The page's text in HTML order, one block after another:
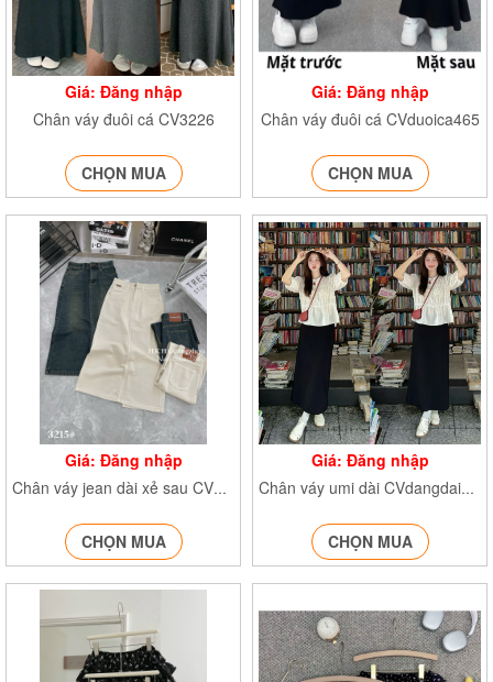
Giá: Đăng nhập
Chân váy đuôi cá CV3226
CHỌN MUA
Giá: Đăng nhập
Chân váy đuôi cá CVduoica465
CHỌN MUA
Giá: Đăng nhập
Chân váy jean dài xẻ sau CV7602 CV7603
CHỌN MUA
Giá: Đăng nhập
Chân váy umi dài CVdangdai2403
CHỌN MUA